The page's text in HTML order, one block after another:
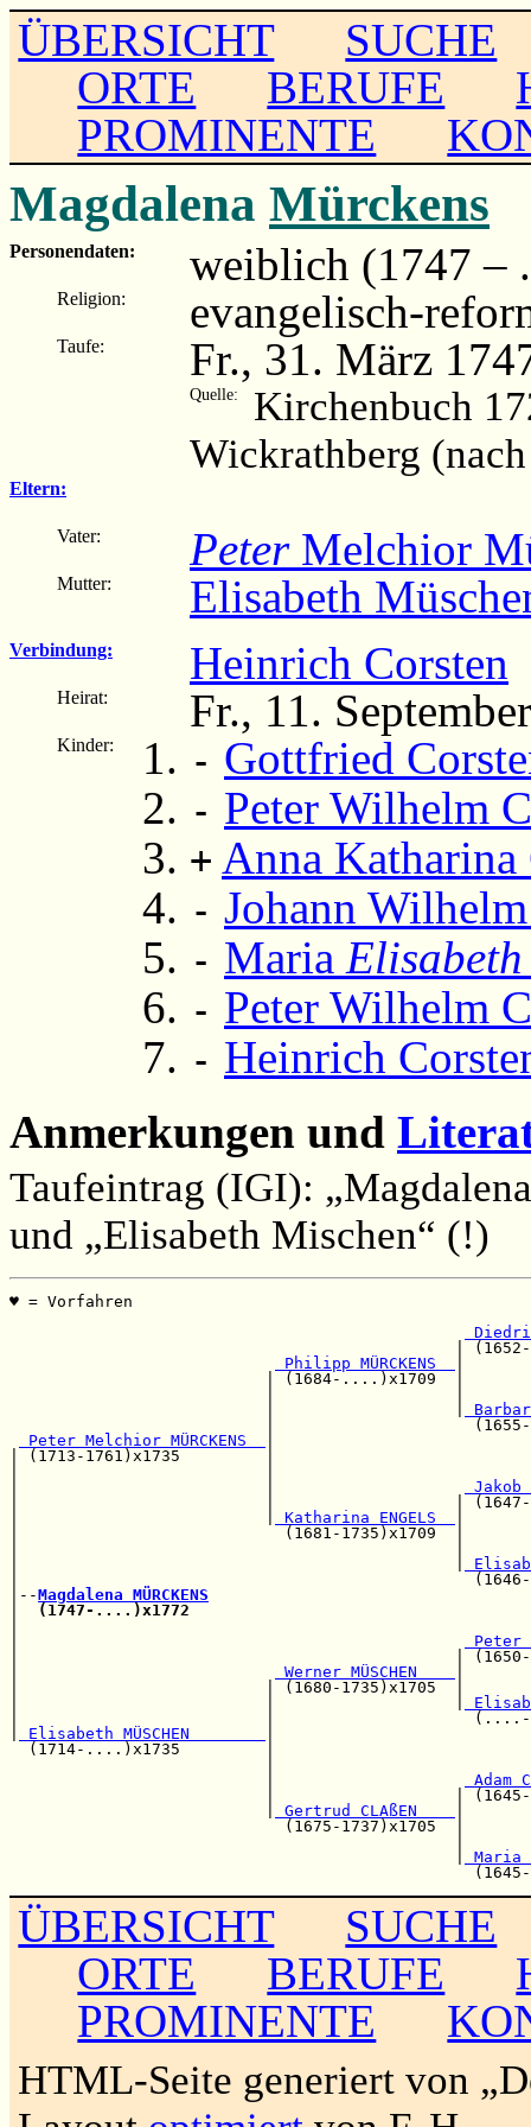
ÜBERSICHT
SUCHE
ORTE
BERUFE
PROMINENTE
Magdalena Mürckens
Personendaten: weiblich (1747 –
Religion: evangelisch-
Taufe: Fr., 31. März
Quelle:
Kirchenbuch
Wickrathberg
Eltern:
Vater: PeterMelchior
Mutter: Elisabeth
Verbindung: Heinrich Corsten
Heirat: Fr., 11.
Kinder: - Gottfried
- Peter Wilhelm
+ Anna Katharina
- Johann
- Maria Elisabeth
- Peter Wilhelm
- Heinrich
Anmerkungen und
Taufeintrag (IGI):
und „Elisabeth Mischen“ (!)
♥ =
Philipp MÜRCKENS
| (1684-
|
Peter Melchior MÜRCKENS
| (1713-1761)x1735
|                          |                   | (1647-
Katharina ENGELS
|                            (1681-
|                                                (1646-
|--Magdalena MÜRCKENS
(1747-....)x1772
|                                              | (1650-
Werner MÜSCHEN
|                          | (1680-
|                          |
Elisabeth MÜSCHEN
(1714-....)x1735
|
Gertrud CLAßEN
(1675-
ÜBERSICHT
SUCHE
ORTE
BERUFE
PROMINENTE
HTML-Seite generiert von